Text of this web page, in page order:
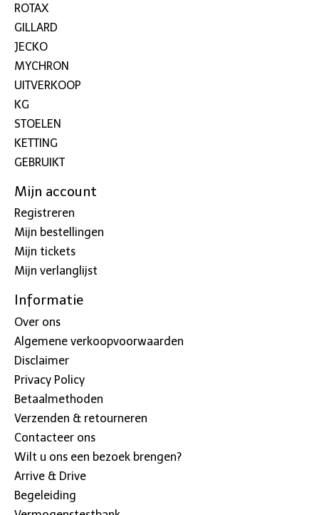
ROTAX
GILLARD
JECKO
MYCHRON
UITVERKOOP
KG
STOELEN
KETTING
GEBRUIKT
Mijn account
Registreren
Mijn bestellingen
Mijn tickets
Mijn verlanglijst
Informatie
Over ons
Algemene verkoopvoorwaarden
Disclaimer
Privacy Policy
Betaalmethoden
Verzenden & retourneren
Contacteer ons
Wilt u ons een bezoek brengen?
Arrive & Drive
Begeleiding